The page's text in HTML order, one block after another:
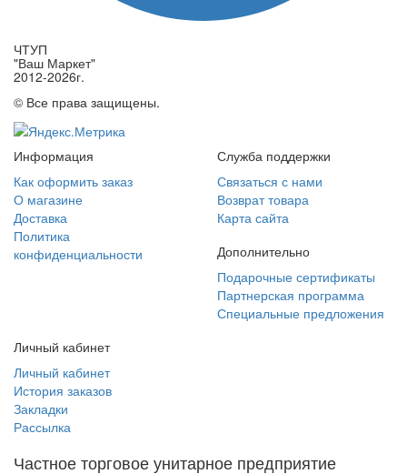
ЧТУП
"Ваш Маркет"
2012-2026г.
© Все права защищены.
Информация
Как оформить заказ
О магазине
Доставка
Политика
конфиденциальности
Служба поддержки
Связаться с нами
Возврат товара
Карта сайта
Дополнительно
Подарочные сертификаты
Партнерская программа
Специальные предложения
Личный кабинет
Личный кабинет
История заказов
Закладки
Рассылка
Частное торговое унитарное предприятие